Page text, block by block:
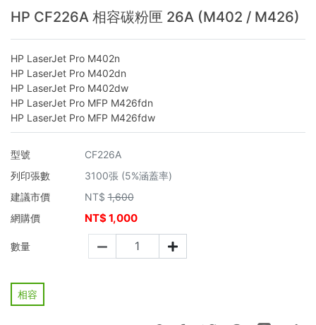
HP CF226A 相容碳粉匣 26A (M402 / M426)
HP LaserJet Pro M402n
HP LaserJet Pro M402dn
HP LaserJet Pro M402dw
HP LaserJet Pro MFP M426fdn
HP LaserJet Pro MFP M426fdw
型號
CF226A
列印張數
3100張 (5%涵蓋率)
建議市價
NT$ 1,600
網購價
NT$1,000
數量
相容